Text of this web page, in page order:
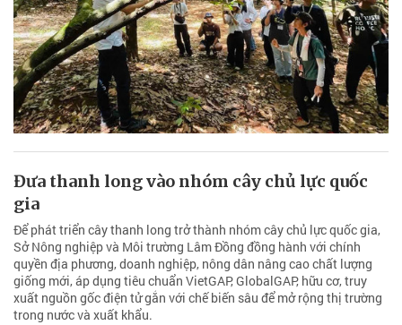
Đưa thanh long vào nhóm cây chủ lực quốc
gia
Để phát triển cây thanh long trở thành nhóm cây chủ lực quốc gia,
Sở Nông nghiệp và Môi trường Lâm Đồng đồng hành với chính
quyền địa phương, doanh nghiệp, nông dân nâng cao chất lượng
giống mới, áp dụng tiêu chuẩn VietGAP, GlobalGAP, hữu cơ, truy
xuất nguồn gốc điện tử gắn với chế biến sâu để mở rộng thị trường
trong nước và xuất khẩu.